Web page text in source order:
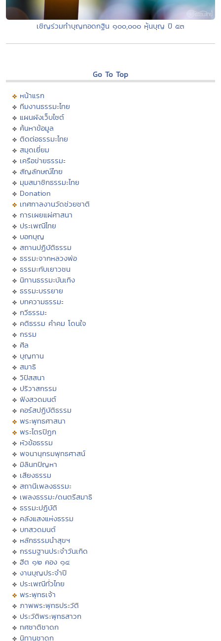
เชิญร่วมทำบุญทอดกฐิน ๑๐๐,๐๐๐ หุ้นบุญ ปี ๕๓
Go To Top
หน้าแรก
ทีมงานธรรมะไทย
แผนผังเว็บไซต์
ค้นหาข้อมูล
ติดต่อธรรมะไทย
สมุดเยี่ยม
เครือข่ายธรรมะ
สัญลักษณ์ไทย
มุมสมาชิกธรรมะไทย
Donation
เทศกาลงานวัดช่วยชาติ
การเผยแผ่ศาสนา
ประเพณีไทย
บอกบุญ
สถานปฏิบัติธรรม
ธรรมะจากหลวงพ่อ
ธรรมะกับเยาวชน
นิทานธรรมะบันเทิง
ธรรมะบรรยาย
บทความธรรมะ
กวีธรรมะ
คติธรรม คำคม โดนใจ
กรรม
ศีล
บุญทาน
สมาธิ
วิปัสสนา
ปริวาสกรรม
ฟังสวดมนต์
คอร์สปฏิบัติธรรม
พระพุทธศาสนา
พระไตรปิฏก
หัวข้อธรรม
พจนานุกรมพุทธศาสน์
มิลินทปัญหา
เสียงธรรม
สถานีเพลงธรรมะ
เพลงธรรมะ/ดนตรีสมาธิ
ธรรมะปฏิบัติ
คลังแสงแห่งธรรม
บทสวดมนต์
หลักธรรมนำสุขฯ
กรรมฐานประจำวันเกิด
ฮีต ๑๒ คอง ๑๔
งานบุญประจำปี
ประเพณีทั่วไทย
พระพุทธเจ้า
ภาพพระพุทธประวัติ
ประวัติพระพุทธสาวก
ทศชาติชาดก
นิทานชาดก